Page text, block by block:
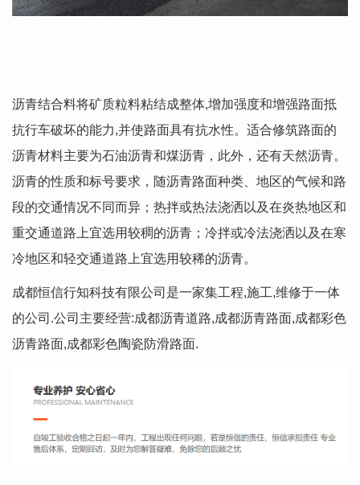
沥青结合料将矿质粒料粘结成整体,增加强度和增强路面抵
抗行车破坏的能力,并使路面具有抗水性。适合修筑路面的
沥青材料主要为石油沥青和煤沥青，此外，还有天然沥青。
沥青的性质和标号要求，随沥青路面种类、地区的气候和路
段的交通情况不同而异；热拌或热法浇洒以及在炎热地区和
重交通道路上宜选用较稠的沥青；冷拌或冷法浇洒以及在寒
冷地区和轻交通道路上宜选用较稀的沥青。
成都恒信行知科技有限公司是一家集工程,施工,维修于一体
的公司.公司主要经营:成都沥青道路,成都沥青路面,成都彩色
沥青路面,成都彩色陶瓷防滑路面.